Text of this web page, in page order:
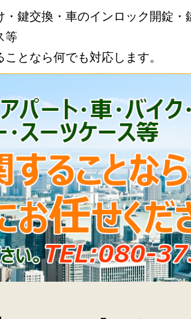
・鍵交換・車のインロック開錠
等
となら何でも対応します。